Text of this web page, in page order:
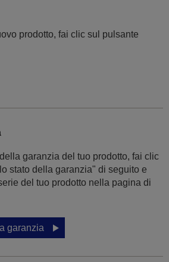
prodotto, fai clic sul pulsante
garanzia del tuo prodotto, fai clic
stato della garanzia" di seguito e
del tuo prodotto nella pagina di
garanzia